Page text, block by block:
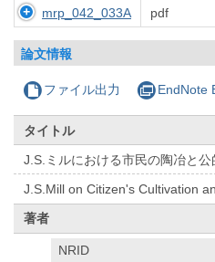
mrp_042_033A pdf
論文情報
ファイル出力 EndNote
タイトル
J.S.ミルにおける市民の陶冶と公
J.S.Mill on Citizen's Cultivation
著者
NRID